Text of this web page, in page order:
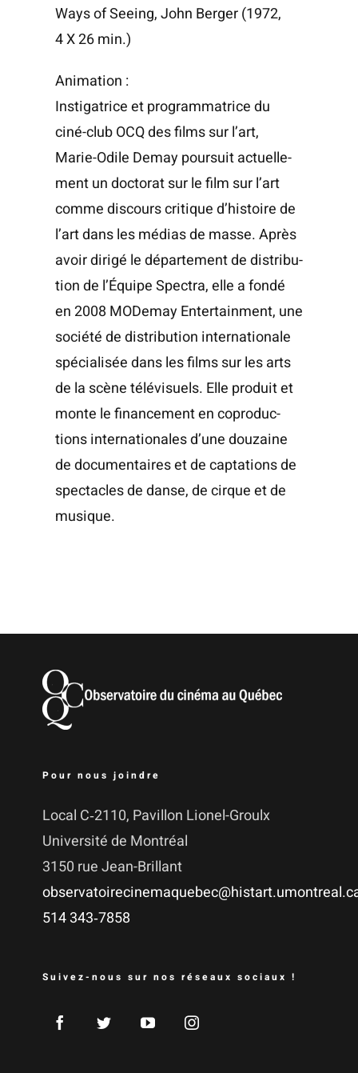
Ways of Seeing, John Ber­ger (1972,
4 X 26 min.)
Ani­ma­tion :
Ins­ti­ga­trice et pro­gram­ma­trice du
ciné-club OCQ des films sur l’art,
Marie-Odile Demay pour­suit actuel­le­
ment un doc­to­rat sur le film sur l’art
comme dis­cours cri­tique d’histoire de
l’art dans les médias de masse. Après
avoir diri­gé le dépar­te­ment de dis­tri­bu­
tion de l’É­quipe Spec­tra, elle a fon­dé
en 2008 MODe­may Enter­tain­ment, une
socié­té de dis­tri­bu­tion inter­na­tio­nale
spé­cia­li­sée dans les films sur les arts
de la scène télé­vi­suels. Elle pro­duit et
monte le finan­ce­ment en copro­duc­
tions inter­na­tio­nales d’une dou­zaine
de docu­men­taires et de cap­ta­tions de
spec­tacles de danse, de cirque et de
musique.
Pour nous joindre
Local C‑2110, Pavillon Lionel-Groulx
Uni­ver­si­té de Montréal
3150 rue Jean-Brillant
514 343‑7858
Suivez-nous sur nos réseaux sociaux !